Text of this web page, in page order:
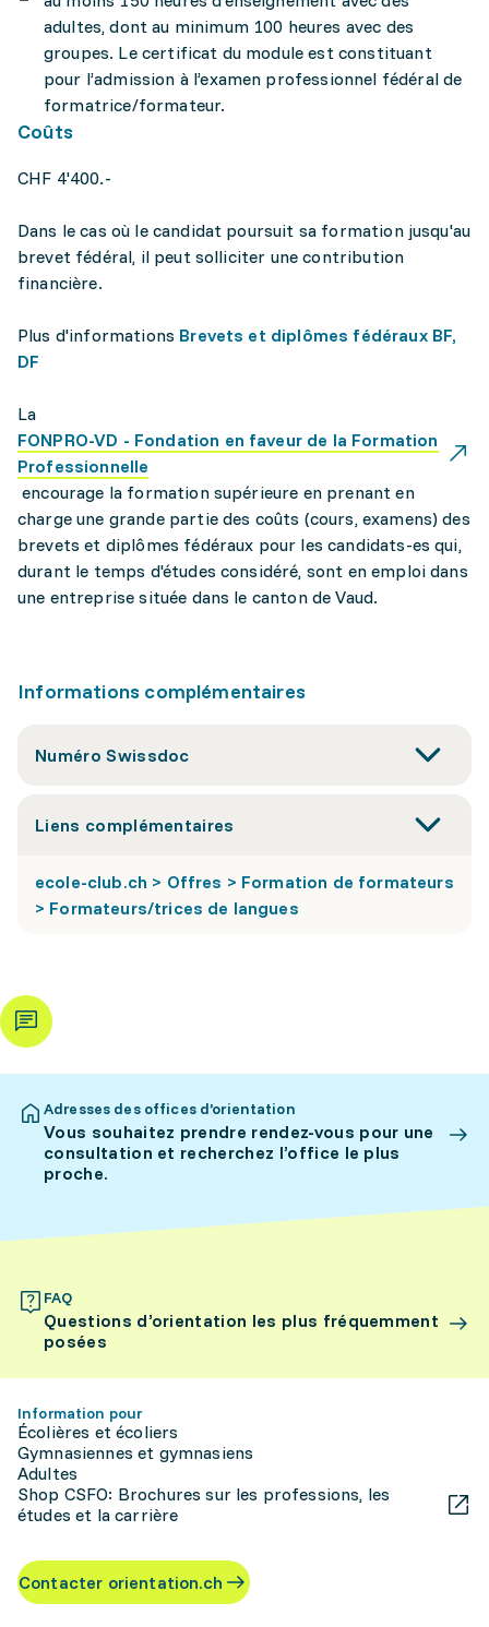
adultes, dont au minimum 100 heures avec des
groupes. Le certificat du module est constituant
pour l’admission à l’examen professionnel fédéral de
formatrice/formateur.
Coûts
CHF 4'400.-
Dans le cas où le candidat poursuit sa formation jusqu'au
brevet fédéral, il peut solliciter une contribution
financière.
Plus d'informations Brevets et diplômes fédéraux BF,
DF
La
FONPRO-VD - Fondation en faveur de la Formation
Professionnelle
encourage la formation supérieure en prenant en
charge une grande partie des coûts (cours, examens) des
brevets et diplômes fédéraux pour les candidats-es qui,
durant le temps d'études considéré, sont en emploi dans
une entreprise située dans le canton de Vaud.
Informations complémentaires
Numéro Swissdoc
Liens complémentaires
ecole-club.ch > Offres > Formation de formateurs
> Formateurs/trices de langues
Adresses des offices d’orientation
Vous souhaitez prendre rendez-vous pour une
consultation et recherchez l’office le plus
proche.
FAQ
Questions d’orientation les plus fréquemment
posées
Information pour
Écolières et écoliers
Gymnasiennes et gymnasiens
Adultes
Shop CSFO: Brochures sur les professions, les
études et la carrière
Contacter orientation.ch